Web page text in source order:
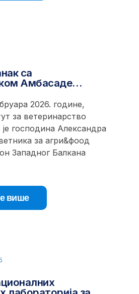
са
Амбасаде…
2026. године,
за ветеринарство
је господина Александра
за агри&фоод
Западног Балкана
више